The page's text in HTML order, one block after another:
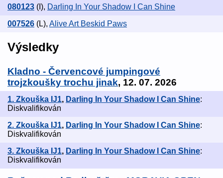
080123 (I), Darling In Your Shadow I Can Shine
007526 (L), Alive Art Beskid Paws
Výsledky
Kladno - Červencové jumpingové
trojzkoušky trochu jinak, 12. 07. 2026
1. Zkouška IJ1, Darling In Your Shadow I Can Shine:
Diskvalifikován
2. Zkouška IJ1, Darling In Your Shadow I Can Shine:
Diskvalifikován
3. Zkouška IJ1, Darling In Your Shadow I Can Shine:
Diskvalifikován